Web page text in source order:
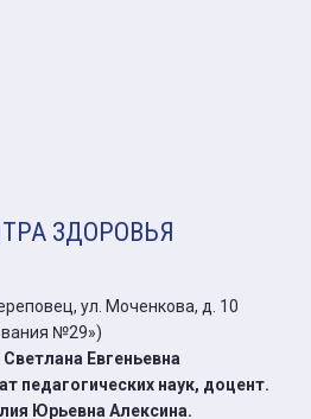
ЗДОРОВЬЯ
ул. Моченкова, д. 10
№29»)
Евгеньевна
педагогических наук, доцент.
Юрьевна Алексина.